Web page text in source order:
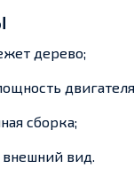
дерево;
сборка;
вид.